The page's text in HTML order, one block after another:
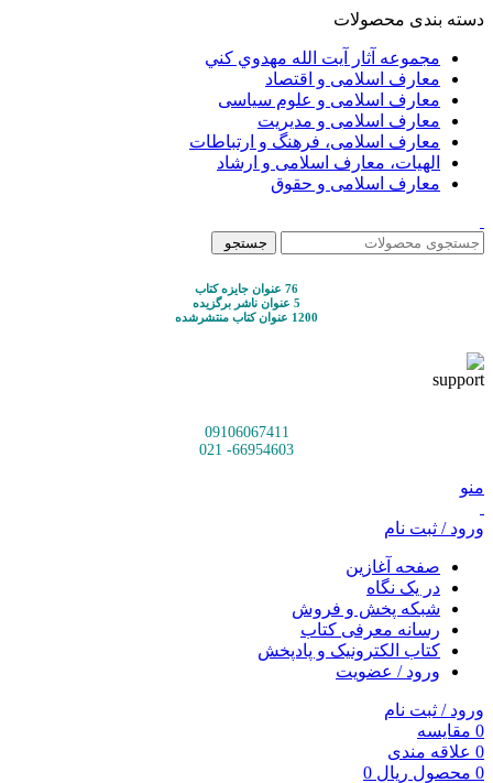
دسته بندی محصولات
مجموعه آثار آيت الله مهدوي كني
معارف اسلامی و اقتصاد
معارف اسلامی و علوم سیاسی
معارف اسلامی و مدیریت
معارف اسلامی، فرهنگ و ارتباطات
الهیات، معارف اسلامی و ارشاد
معارف اسلامی و حقوق
جستجو
76 عنوان جایزه کتاب
5 عنوان ناشر برگزیده
1200 عنوان کتاب منتشرشده
09106067411
66954603- 021
منو
ورود / ثبت نام
صفحه آغازین
در یک نگاه
شبکه پخش و فروش
رسانه معرفی کتاب
کتاب الکترونیک و پادپخش
ورود / عضویت
ورود / ثبت نام
0 مقایسه
0 علاقه مندی
0 محصول ریال